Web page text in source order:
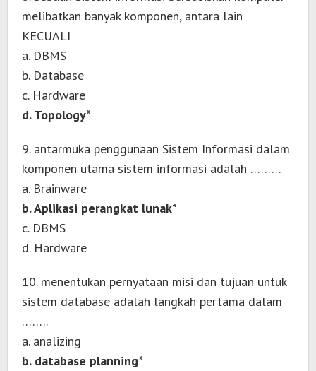
melibatkan banyak komponen, antara lain
KECUALI
a. DBMS
b. Database
c. Hardware
d. Topology*
9. antarmuka penggunaan Sistem Informasi dalam
komponen utama sistem informasi adalah ………
a. Brainware
b. Aplikasi perangkat lunak*
c. DBMS
d. Hardware
10. menentukan pernyataan misi dan tujuan untuk
sistem database adalah langkah pertama dalam
……..
a. analizing
b. database planning*